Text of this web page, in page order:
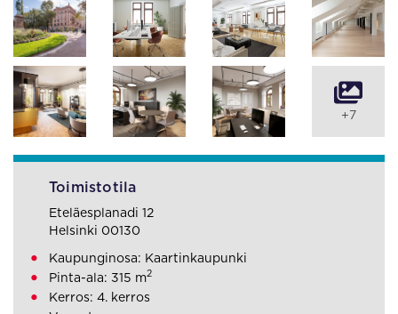
+7
Toimistotila
Eteläesplanadi 12
Helsinki 00130
Kaupunginosa: Kaartinkaupunki
Pinta-ala: 315 m2
Kerros: 4. kerros